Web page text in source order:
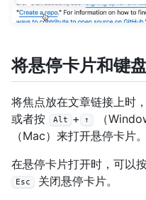
将悬停卡片和键
将焦点放在文章链接上时
或者按
Alt + ↑ （
（Mac）来打开悬停卡片。
在悬停卡片打开时，可以
Esc 关闭悬停卡片。